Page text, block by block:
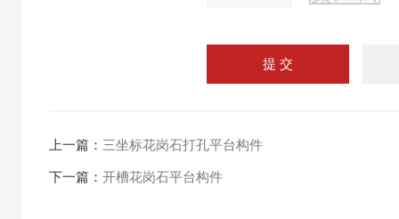
上一篇： 三坐标花岗石打孔平台构件
下一篇： 开槽花岗石平台构件